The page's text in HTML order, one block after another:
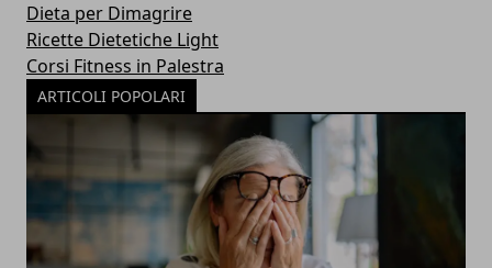
Dieta per Dimagrire
Ricette Dietetiche Light
Corsi Fitness in Palestra
ARTICOLI POPOLARI